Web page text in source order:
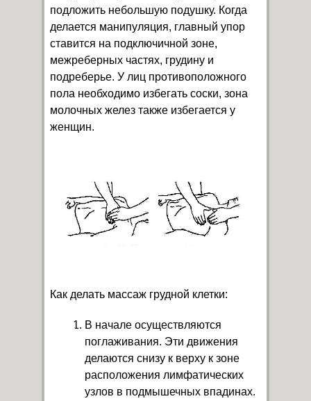
подложить небольшую подушку. Когда
делается манипуляция, главный упор
ставится на подключичной зоне,
межреберных частях, грудину и
подреберье. У лиц противоположного
пола необходимо избегать соски, зона
молочных желез также избегается у
женщин.
Как делать массаж грудной клетки:
В начале осуществляются
поглаживания. Эти движения
делаются снизу к верху к зоне
расположения лимфатических
узлов в подмышечных впадинах.